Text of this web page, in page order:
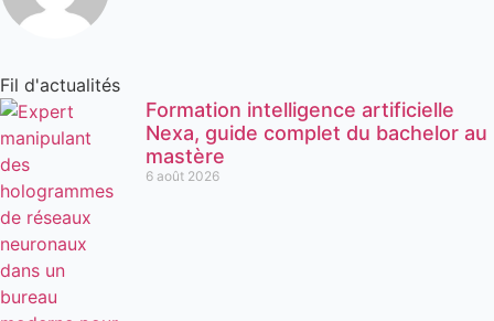
Fil d'actualités
Formation intelligence artificielle
Nexa, guide complet du bachelor au
mastère
6 août 2026